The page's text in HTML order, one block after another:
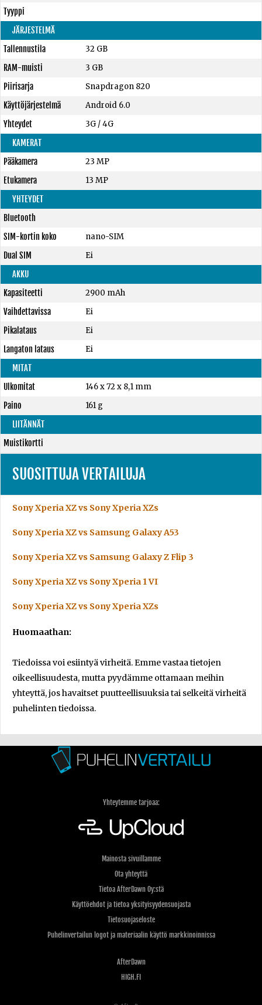
Tyyppi
JÄRJESTELMÄ
Tallennustila
32 GB
RAM-muisti
3 GB
Piirisarja
Snapdragon 820
Käyttöjärjestelmä
Android 6.0
Yhteydet
3G / 4G
KAMERAT
Pääkamera
23 MP
Etukamera
13 MP
YHTEYDET
Bluetooth
SIM-kortin koko
nano-SIM
Dual SIM
Ei
AKKU
Kapasiteetti
2900 mAh
Vaihdettavissa
Ei
Pikalataus
Ei
Langaton lataus
Ei
MITAT
Ulkomitat
146 x 72 x 8,1 mm
Paino
161 g
LIITÄNNÄT
Muistikortti
SUOSITTUJA VERTAILUJA
Sony Xperia XZ vs Sony Xperia XZs
Sony Xperia XZ vs Samsung Galaxy A53
Sony Xperia XZ vs Samsung Galaxy Z Flip 3
Sony Xperia XZ vs Sony Xperia 1 VI
Sony Xperia XZ vs Sony Xperia XZs
Huomaathan:
Tiedoissa voi esiintyä virheitä. Emme vastaa tietojen
oikeellisuudesta, mutta pyydämme ottamaan meihin
yhteyttä, jos havaitset puutteellisuuksia tai selkeitä virheitä
puhelinten tiedoissa.
Yhteytemme tarjoaa:
Mainosta sivuillamme
Ota yhteyttä
Tietoa AfterDawn Oy:stä
Käyttöehdot ja tietoa yksityisyydensuojasta
Tietosuojaseloste
Puhelinvertailun logot ja materiaalin käyttö markkinoinnissa
AfterDawn
HIGH.FI